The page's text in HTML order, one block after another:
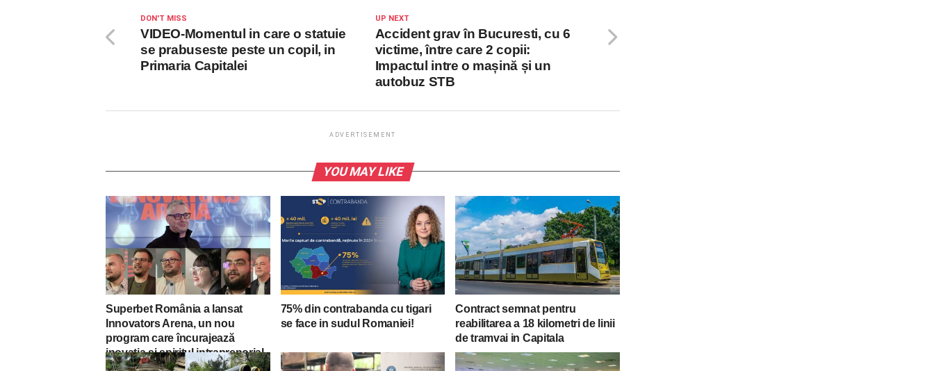
UP NEXT
Accident grav în Bucuresti, cu 6
victime, între care 2 copii:
Impactul intre o mașină și un
autobuz STB
DON'T MISS
VIDEO-Momentul in care o statuie
se prabuseste peste un copil, in
Primaria Capitalei
ADVERTISEMENT
YOU MAY LIKE
Superbet România a lansat
Innovators Arena, un nou
program care încurajează
inovația și spiritul intraprenorial
75% din contrabanda cu tigari
se face in sudul Romaniei!
Contract semnat pentru
reabilitarea a 18 kilometri de linii
de tramvai in Capitala